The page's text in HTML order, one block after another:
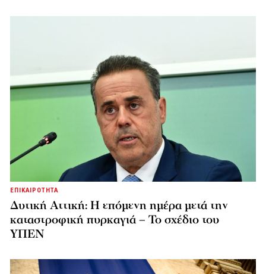
ΕΠΙΚΑΙΡΟΤΗΤΑ
Δυτική Αττική: Η επόμενη ημέρα μετά την
καταστροφική πυρκαγιά – Το σχέδιο του
ΥΠΕΝ